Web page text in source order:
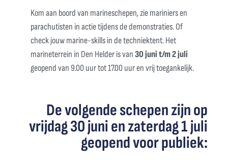
Kom aan boord van marineschepen,zie mariniers en
parachutisten in actie tijdens de demonstraties. Of
check jouw marine-skills in de techniektent. Het
marineterrein in Den Helder is van30 juni t/m 2 juli
geopend van 9.00 uur tot 17.00 uur en vrij toegankelijk.
De volgende schepen zijn op
vrijdag 30 juni en zaterdag 1 juli
geopend voor publiek: